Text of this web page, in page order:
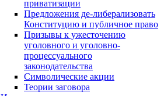
приватизации
Предложения де-либерализовать
Конституцию и публичное право
Призывы к ужесточению
уголовного и уголовно-
процессуального
законодательства
Символические акции
Теории заговора